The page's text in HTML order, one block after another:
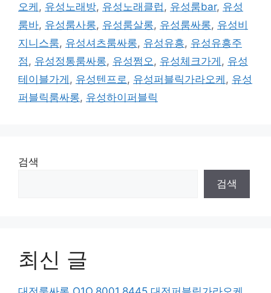
오케 , 유성노래방, 유성노래클럽, 유성룸bar, 유성
룸바, 유성룸사롱, 유성룸살롱, 유성룸싸롱, 유성비
지니스룸, 유성셔츠룸싸롱, 유성유흥, 유성유흥주
점, 유성정통룸싸롱, 유성쩜오, 유성체크가게 , 유성
테이블가게 , 유성텐프로, 유성퍼블릭가라오케 , 유성
퍼블릭룸싸롱, 유성하이퍼블릭
검색
검색
최신 글